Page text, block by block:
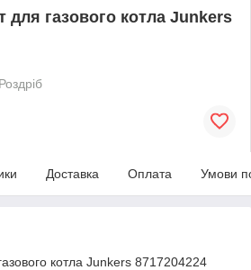
для газового котла Junkers
Роздріб
Доставка Оплата Умови
котла Junkers 8717204224